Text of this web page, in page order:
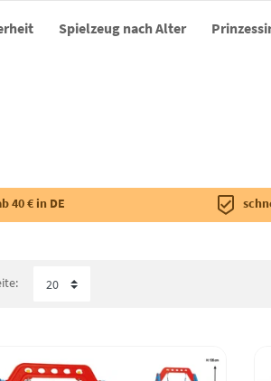
Spielzeug nach Alter
40 € in DE